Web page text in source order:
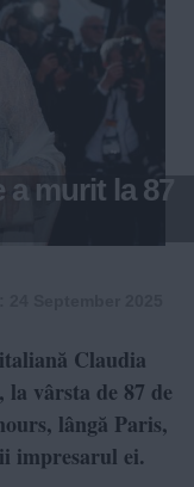
murit la 87
Claudia
vârsta de 87 de
lângă Paris,
impresarul ei.